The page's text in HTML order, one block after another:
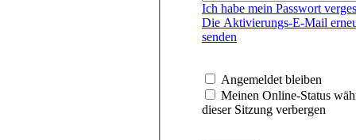
Ich habe mein Passwort
Die Aktivierungs-E-Mail
senden
Angemeldet bleiben
Meinen Online-Status
dieser Sitzung verbergen